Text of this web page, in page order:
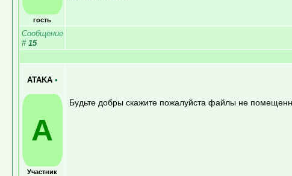
гость
Сообщение
# 15
ATAKA •
A
Участник
Будьте добры скажите пожалуйста файлы не